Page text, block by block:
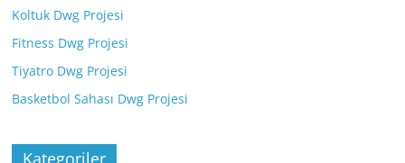
Koltuk Dwg Projesi
Fitness Dwg Projesi
Tiyatro Dwg Projesi
Basketbol Sahası Dwg Projesi
Kategoriler